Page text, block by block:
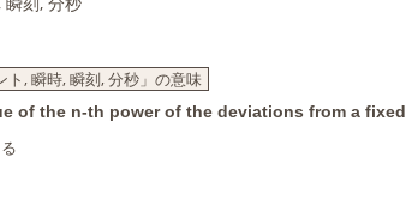
ト, 瞬時, 瞬刻, 分秒」の意味
of the n-th power of the deviations from a fixed